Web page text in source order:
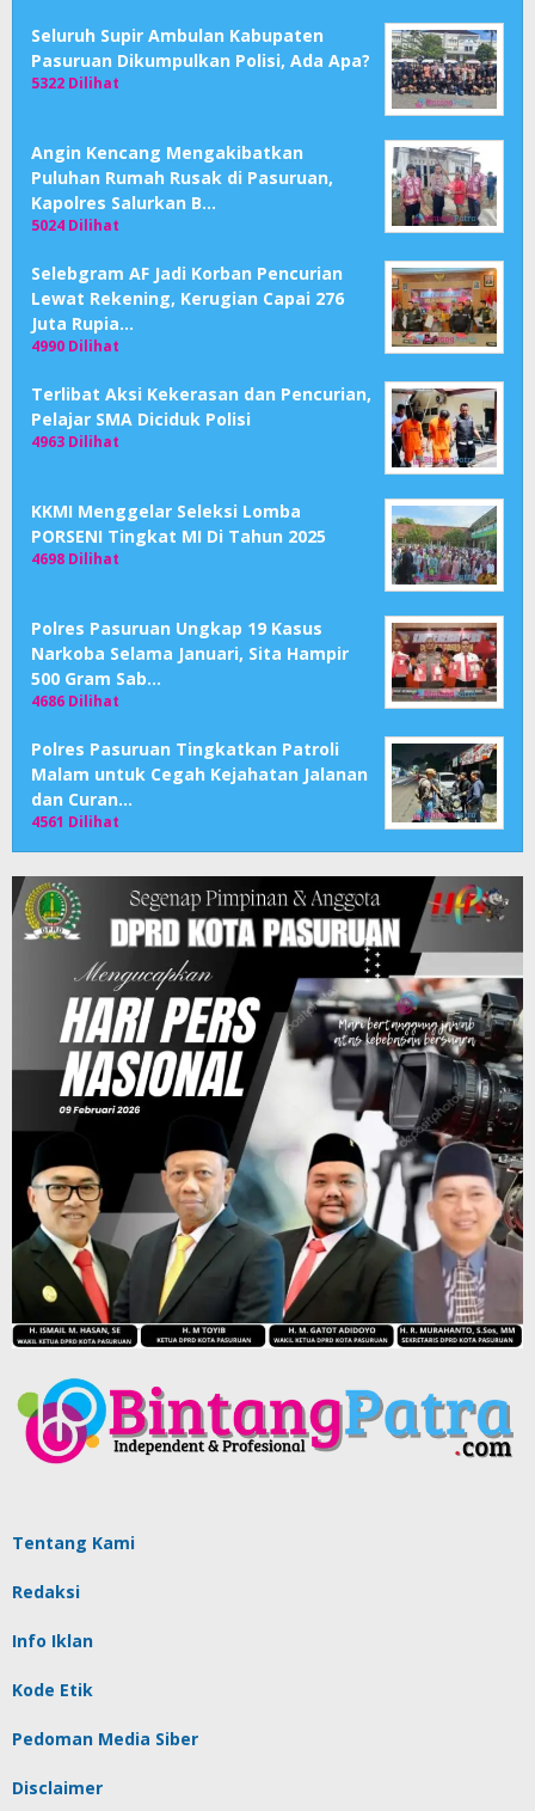
Seluruh Supir Ambulan Kabupaten
Pasuruan Dikumpulkan Polisi, Ada Apa?
5322 Dilihat
Angin Kencang Mengakibatkan
Puluhan Rumah Rusak di Pasuruan,
Kapolres Salurkan B…
5024 Dilihat
Selebgram AF Jadi Korban Pencurian
Lewat Rekening, Kerugian Capai 276
Juta Rupia…
4990 Dilihat
Terlibat Aksi Kekerasan dan Pencurian,
Pelajar SMA Diciduk Polisi
4963 Dilihat
KKMI Menggelar Seleksi Lomba
PORSENI Tingkat MI Di Tahun 2025
4698 Dilihat
Polres Pasuruan Ungkap 19 Kasus
Narkoba Selama Januari, Sita Hampir
500 Gram Sab…
4686 Dilihat
Polres Pasuruan Tingkatkan Patroli
Malam untuk Cegah Kejahatan Jalanan
dan Curan…
4561 Dilihat
Tentang Kami
Redaksi
Info Iklan
Kode Etik
Pedoman Media Siber
Disclaimer